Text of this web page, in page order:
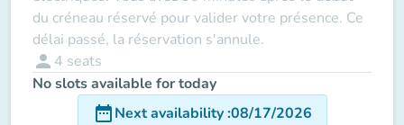
du créneau réservé pour valider votre présence. Ce
délai passé, la réservation s'annule.
person 4 seats
No slots available for today
date_rangeNext availability:08/17/2026